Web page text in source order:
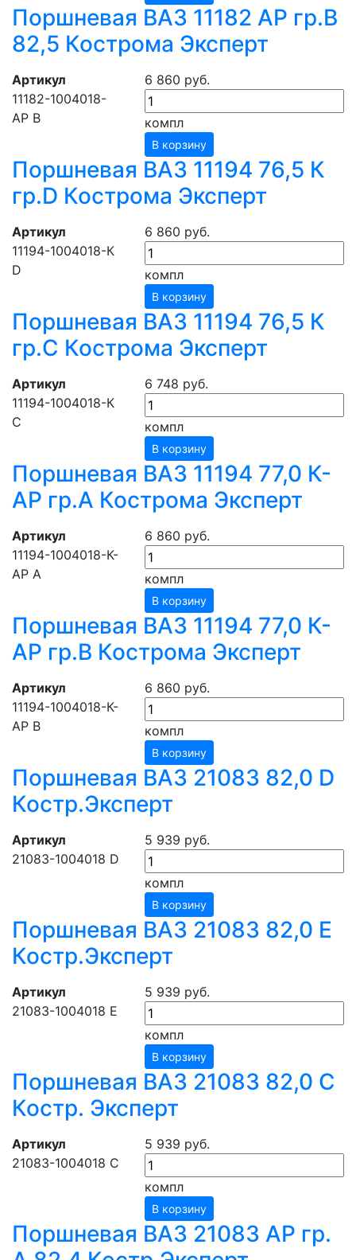
Поршневая ВАЗ 11182 АР гр.В
82,5 Кострома Эксперт
Артикул
11182-1004018-
АР В
6 860 руб.
компл
В корзину
Поршневая ВАЗ 11194 76,5 К
гр.D Кострома Эксперт
Артикул
11194-1004018-К
D
6 860 руб.
компл
В корзину
Поршневая ВАЗ 11194 76,5 К
гр.С Кострома Эксперт
Артикул
11194-1004018-К
C
6 748 руб.
компл
В корзину
Поршневая ВАЗ 11194 77,0 К-
АР гр.А Кострома Эксперт
Артикул
11194-1004018-К-
АР A
6 860 руб.
компл
В корзину
Поршневая ВАЗ 11194 77,0 К-
АР гр.В Кострома Эксперт
Артикул
11194-1004018-К-
АР B
6 860 руб.
компл
В корзину
Поршневая ВАЗ 21083 82,0 D
Костр.Эксперт
Артикул
21083-1004018 D
5 939 руб.
компл
В корзину
Поршневая ВАЗ 21083 82,0 Е
Костр.Эксперт
Артикул
21083-1004018 E
5 939 руб.
компл
В корзину
Поршневая ВАЗ 21083 82,0 С
Костр. Эксперт
Артикул
21083-1004018 C
5 939 руб.
компл
В корзину
Поршневая ВАЗ 21083 АР гр.